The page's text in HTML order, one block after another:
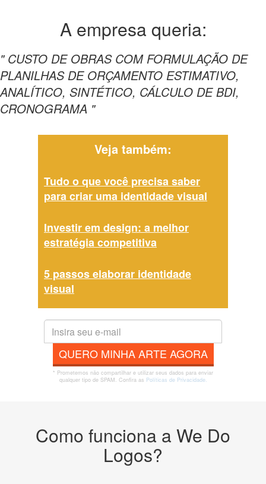
A empresa queria:
" CUSTO DE OBRAS COM FORMULAÇÃO DE
PLANILHAS DE ORÇAMENTO ESTIMATIVO,
ANALÍTICO, SINTÉTICO, CÁLCULO DE BDI,
CRONOGRAMA "
Veja também:
Tudo o que você precisa saber
para criar uma identidade visual
Investir em design: a melhor
estratégia competitiva
5 passos elaborar identidade
visual
QUERO MINHA ARTE AGORA
* Prometemos não compartilhar e utilizar seus dados para enviar
qualquer tipo de SPAM. Confira as Políticas de Privacidade.
Como funciona a We Do
Logos?